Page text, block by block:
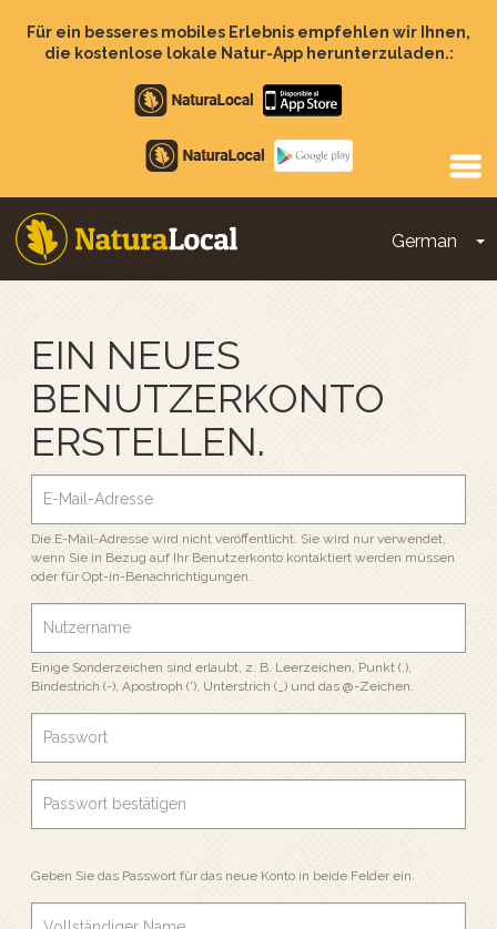
zumFür ein besseres mobiles Erlebnis empfehlen wir Ihnen,
die kostenlose lokale Natur-App herunterzuladen.:
Apple
store
Google
Play
German
Main
EIN NEUES
BENUTZERKONTO
ERSTELLEN.
Die E-Mail-Adresse wird nicht veröffentlicht. Sie wird nur verwendet,
wenn Sie in Bezug auf Ihr Benutzerkonto kontaktiert werden müssen
oder für Opt-in-Benachrichtigungen.
Einige Sonderzeichen sind erlaubt, z. B. Leerzeichen, Punkt (.),
Bindestrich (-), Apostroph ('), Unterstrich (_) und das @-Zeichen.
Geben Sie das Passwort für das neue Konto in beide Felder ein.